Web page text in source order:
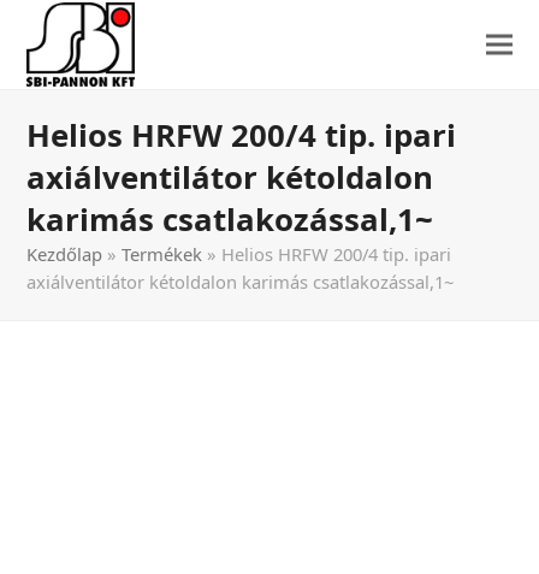
Helios HRFW 200/4 tip. ipari
axiálventilátor kétoldalon
karimás csatlakozással,1~
Kezdőlap »Termékek » Helios HRFW 200/4 tip. ipari
axiálventilátor kétoldalon karimás csatlakozással,1~